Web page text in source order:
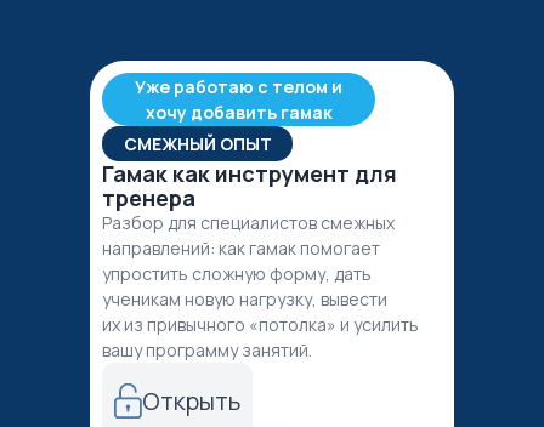
Уже работаю с телом и
хочу добавить гамак
СМЕЖНЫЙ ОПЫТ
Гамак как инструмент для
тренера
Разбор для специалистов смежных
направлений: как гамак помогает
упростить сложную форму, дать
ученикам новую нагрузку, вывести
их из привычного «потолка» и усилить
вашу программу занятий.
Открыть